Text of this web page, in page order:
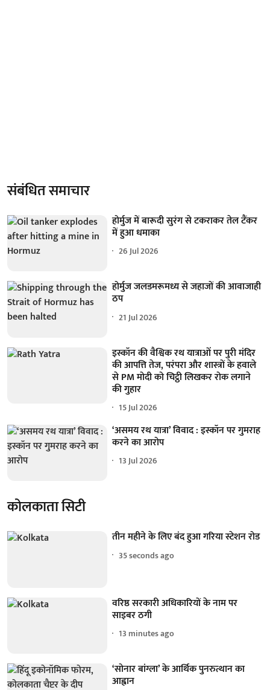
संबंधित समाचार
होर्मुज में बारूदी सुरंग से टकराकर तेल टैंकर
में हुआ धमाका
26 Jul 2026
होर्मुज जलडमरूमध्य से जहाजों की आवाजाही
ठप
21 Jul 2026
इस्कॉन की वैश्विक रथ यात्राओं पर पुरी मंदिर
की आपत्ति तेज, परंपरा और शास्त्रों के हवाले
से PM मोदी को चिट्ठी लिखकर रोक लगाने
की गुहार
15 Jul 2026
‘असमय रथ यात्रा’ विवाद : इस्कॉन पर गुमराह
करने का आरोप
13 Jul 2026
कोलकाता सिटी
तीन महीने के लिए बंद हुआ गरिया स्टेशन रोड
36 seconds ago
वरिष्ठ सरकारी अधिकारियों के नाम पर
साइबर ठगी
13 minutes ago
‘सोनार बांग्ला’ के आर्थिक पुनरुत्थान का
आह्वान